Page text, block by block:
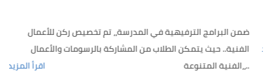
ضمن البرامج الترفيهية في المدرسة،، تم تخصيص ركن للأعمال
الفنية.. حيث يتمكن الطلاب من المشاركة بالرسومات والأعمال
الفنية المتنوعة،،..
اقرأ المزيد